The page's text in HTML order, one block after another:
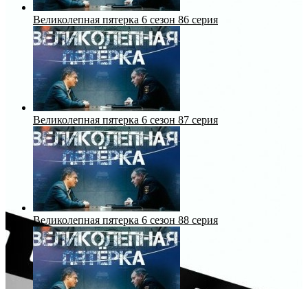
Великолепная пятерка 6 сезон 86 серия
Великолепная пятерка 6 сезон 87 серия
Великолепная пятерка 6 сезон 88 серия